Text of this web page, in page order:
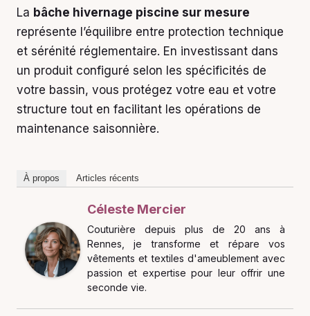
La bâche hivernage piscine sur mesure
représente l’équilibre entre protection technique
et sérénité réglementaire. En investissant dans
un produit configuré selon les spécificités de
votre bassin, vous protégez votre eau et votre
structure tout en facilitant les opérations de
maintenance saisonnière.
À propos Articles récents
Céleste Mercier
Couturière depuis plus de 20 ans à
Rennes, je transforme et répare vos
vêtements et textiles d'ameublement avec
passion et expertise pour leur offrir une
seconde vie.